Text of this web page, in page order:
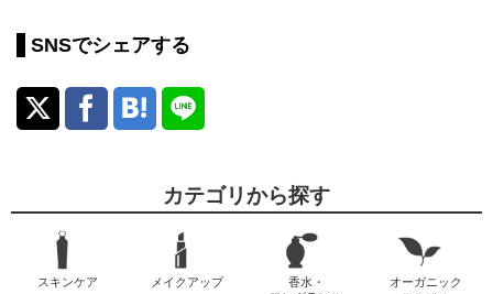
SNSでシェアする
カテゴリから探す
スキンケア メイクアップ
香水・
オーガニック